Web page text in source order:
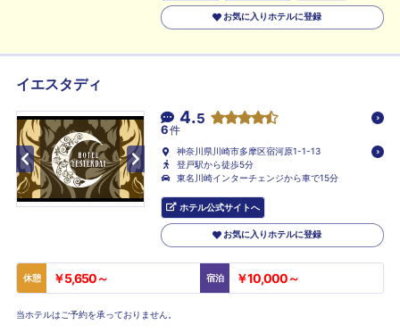
お気に入りホテルに登録
イエスタディ
4.5
6件
神奈川県川崎市多摩区宿河原1-1-13
登戸駅から徒歩5分
東名川崎インターチェンジから車で15分
ホテル公式サイトへ
お気に入りホテルに登録
休憩 ￥5,650～ 宿泊 ￥10,000～
当ホテルはご予約を承っておりません。